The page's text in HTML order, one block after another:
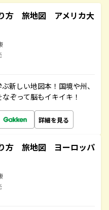
方 旅地図 アメリカ大
新しい地図本！国境や州、
ぞって脳もイキイキ！
詳細を見る
方 旅地図 ヨーロッパ